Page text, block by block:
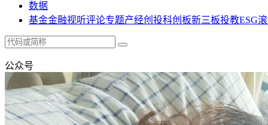
数据
基金金融视听评论专题产经创投科创板新三板投教ESG
公众号